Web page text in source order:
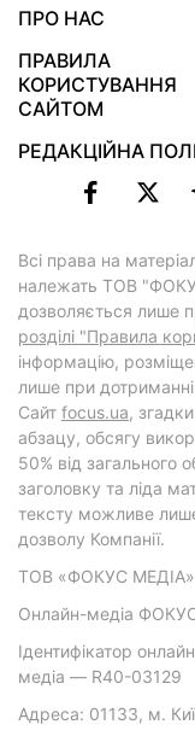
ПРО НАС
ПРАВИЛА
КОРИСТУВАННЯ
САЙТОМ
РЕДАКЦІЙНА
Всі права на
належать ТОВ
дозволяється лише
розділі "Правила
інформацію,
лише при
Cайт focus.ua,
абзацу, обсягу
50% від загального
заголовку та ліда
тексту можливе
дозволу Компанії.
ТОВ «ФОКУС МЕДІА»
Онлайн-медіа
Ідентифікатор
медіа — R40-03129
Адреса: 01133, м.